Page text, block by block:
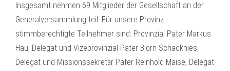
Insgesamt nehmen 69 Mitglieder der Gesellschaft an der
Generalversammlung teil. Für unsere Provinz
stimmberechtigte Teilnehmer sind: Provinzial Pater Markus
Hau, Delegat und Vizeprovinzial Pater Björn Schacknies,
Delegat und Missionssekretär Pater Reinhold Maise, Delegat